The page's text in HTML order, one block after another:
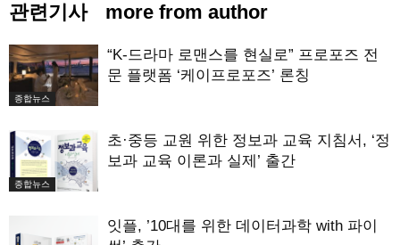
관련기사 more from author
종합뉴스
“K-드라마 로맨스를 현실로” 프로포즈 전
문 플랫폼 ‘케이프로포즈’ 론칭
종합뉴스
초·중등 교원 위한 정보과 교육 지침서, ‘정
보과 교육 이론과 실제’ 출간
잇플, ’10대를 위한 데이터과학 with 파이